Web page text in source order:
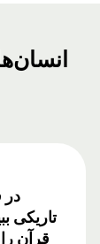
در
تاریکی
قرآن